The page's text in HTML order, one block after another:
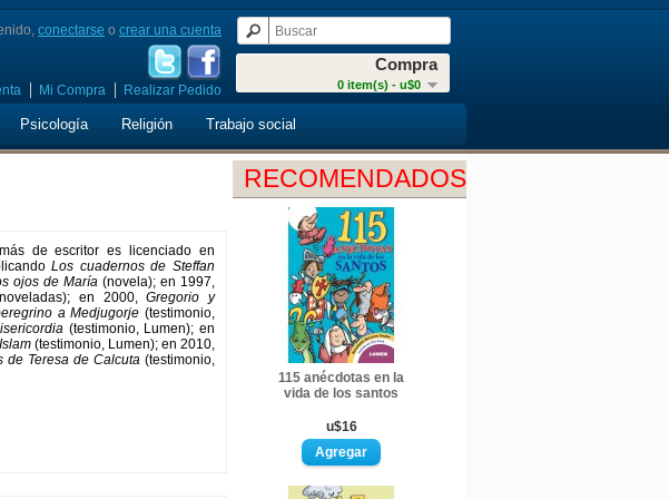
Compra
0 item(s) - u$0
conectarse o crear una cuenta
Mi Compra Realizar Pedido
Psicología Religión Trabajo social
RECOMENDADOS
115 anécdotas en la
vida de los santos
u$16
de escritor es licenciado en
Los cuadernos de Steffan
ojos de María (novela); en 1997,
en 2000,Gregorio y
a Medjugorje (testimonio,
(testimonio, Lumen); en
(testimonio, Lumen); en 2010,
de Teresa de Calcuta (testimonio,